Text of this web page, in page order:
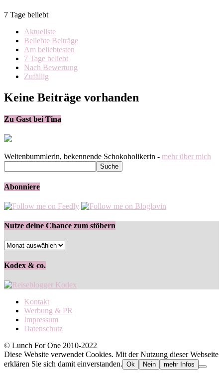
7 Tage beliebt
Aktuellste
Beliebte Beiträge
Am beliebtesten
7 Tage beliebt
Nach Bewertung
Zufällig
Keine Beiträge vorhanden
Zu Gast bei Tina
Weltenbummlerin, bekennende Schokoholikerin - mehr über mich
Abonniere
Nutze deine Chance zum stöbern
Nutze
Chance
zum
stöbern
Kodex & co.
Kontakt
Werbung & PR
Impressum
Datenschutz
© Lunch For One 2010-2022
Diese Website verwendet Cookies. Mit der Nutzung dieser Webseite
erklären Sie sich damit einverstanden. Ok Nein mehr Infos